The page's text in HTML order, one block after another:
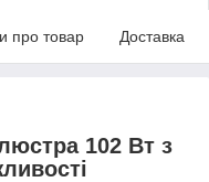
про товар Доставка
102 Вт з